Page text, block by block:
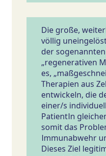
Die große,
völlig
der sogenannten
„regenerativen
es,
Therapien aus
entwickeln, die
einer/s
PatientIn
somit das
Immunabwehr
Dieses Ziel